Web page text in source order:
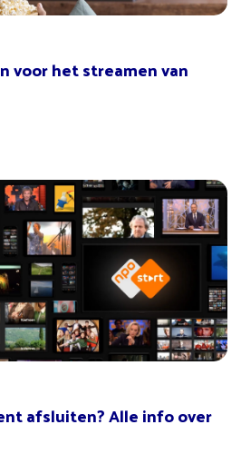
voor het streamen van
afsluiten? Alle info over